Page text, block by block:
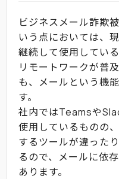
ビジネスメール詐欺
いう点においては、
継続して使用している
リモートワークが普
も、メールという機
す。
社内ではTeamsや
使用しているものの
するツールが違った
るので、メールに依
あります。